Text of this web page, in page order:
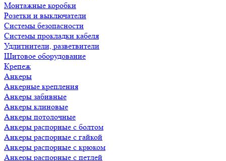
Монтажные коробки
Розетки и выключатели
Системы безопасности
Системы прокладки кабеля
Удлитнители, разветвители
Щитовое оборудование
Крепеж
Анкеры
Анкерные крепления
Анкеры забивные
Анкеры клиновые
Анкеры потолочные
Анкеры распорные с болтом
Анкеры распорные с гайкой
Анкеры распорные с крюком
Анкеры распорные с петлей